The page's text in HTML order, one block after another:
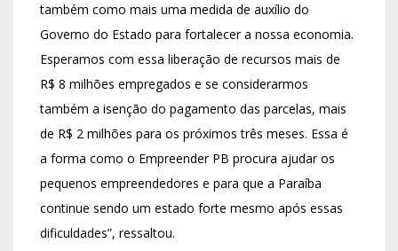
também como mais uma medida de auxílio do
Governo do Estado para fortalecer a nossa economia.
Esperamos com essa liberação de recursos mais de
R$ 8 milhões empregados e se considerarmos
também a isenção do pagamento das parcelas, mais
de R$ 2 milhões para os próximos três meses. Essa é
a forma como o Empreender PB procura ajudar os
pequenos empreendedores e para que a Paraíba
continue sendo um estado forte mesmo após essas
dificuldades”, ressaltou.